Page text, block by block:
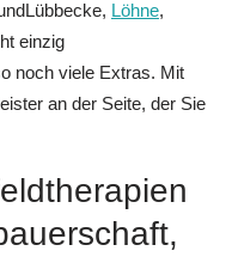
Löhne,
einzig
noch viele Extras. Mit
an der Seite, der Sie